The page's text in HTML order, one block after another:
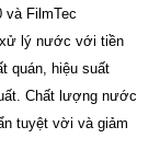
và FilmTec
xử lý nước với tiền
quán, hiệu suất
Chất lượng nước
tuyệt vời và giảm